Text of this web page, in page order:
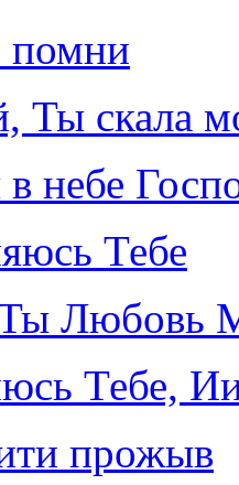
Ты скала
небе
Тебе
Любовь
Тебе,
прожыв